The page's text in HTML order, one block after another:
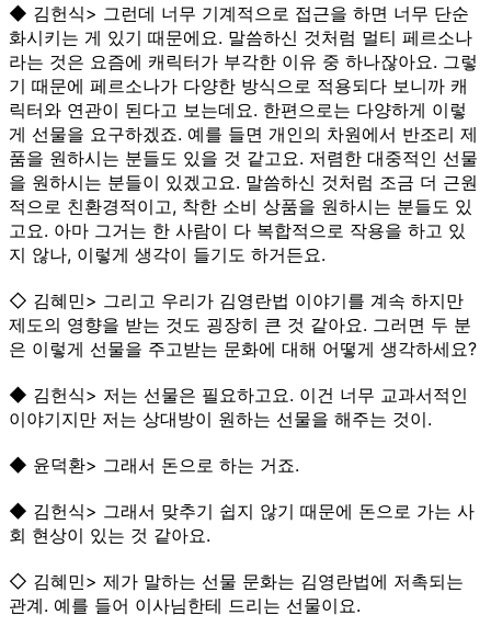
◆ 김헌식> 그런데 너무 기계적으로 접근을 하면 너무 단순
화시키는 게 있기 때문에요. 말씀하신 것처럼 멀티 페르소나
라는 것은 요즘에 캐릭터가 부각한 이유 중 하나잖아요. 그렇
기 때문에 페르소나가 다양한 방식으로 적용되다 보니까 캐
릭터와 연관이 된다고 보는데요. 한편으로는 다양하게 이렇
게 선물을 요구하겠죠. 예를 들면 개인의 차원에서 반조리 제
품을 원하시는 분들도 있을 것 같고요. 저렴한 대중적인 선물
을 원하시는 분들이 있겠고요. 말씀하신 것처럼 조금 더 근원
적으로 친환경적이고, 착한 소비 상품을 원하시는 분들도 있
고요. 아마 그거는 한 사람이 다 복합적으로 작용을 하고 있
지 않나, 이렇게 생각이 들기도 하거든요.
◇ 김혜민> 그리고 우리가 김영란법 이야기를 계속 하지만
제도의 영향을 받는 것도 굉장히 큰 것 같아요. 그러면 두 분
은 이렇게 선물을 주고받는 문화에 대해 어떻게 생각하세요?
◆ 김헌식> 저는 선물은 필요하고요. 이건 너무 교과서적인
이야기지만 저는 상대방이 원하는 선물을 해주는 것이.
◆ 윤덕환> 그래서 돈으로 하는 거죠.
◆ 김헌식> 그래서 맞추기 쉽지 않기 때문에 돈으로 가는 사
회 현상이 있는 것 같아요.
◇ 김혜민> 제가 말하는 선물 문화는 김영란법에 저촉되는
관계. 예를 들어 이사님한테 드리는 선물이요.